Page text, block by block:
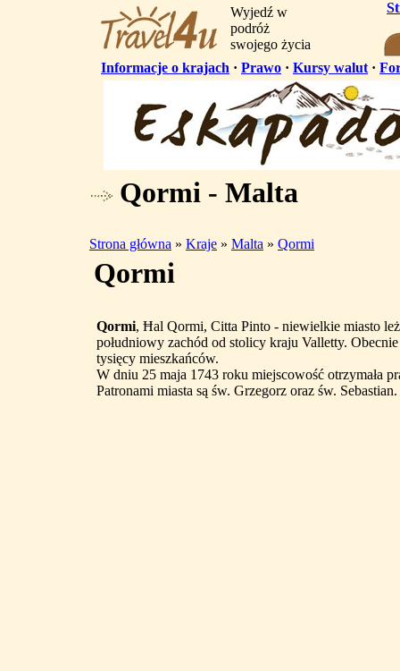
Wyjedź w
podróż
swojego życia
Informacje o krajach · Prawo · Kursy walut ·
Qormi - Malta
Strona główna » Kraje » Malta » Qormi
Qormi
Qormi, Ħal Qormi, Citta Pinto - niewielkie miasto
południowy zachód od stolicy kraju Valletty.
tysięcy mieszkańców.
W dniu 25 maja 1743 roku miejscowość otrzymała
Patronami miasta są św. Grzegorz oraz św. Sebastian.